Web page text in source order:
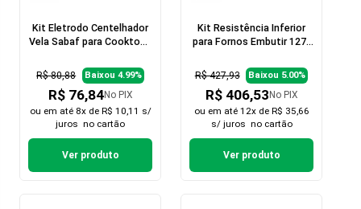
Kit Eletrodo Centelhador
Vela Sabaf para Cooktop -
R$ 80,88 Baixou 4.99%
R$ 76,84No PIX
ou em até 8x de R$ 10,11 s/
juros no cartão
Ver produto
Kit Resistência Inferior
para Fornos Embutir 127v
R$ 427,93 Baixou 5.00%
R$ 406,53No PIX
ou em até 12x de R$ 35,66
s/ juros no cartão
Ver produto